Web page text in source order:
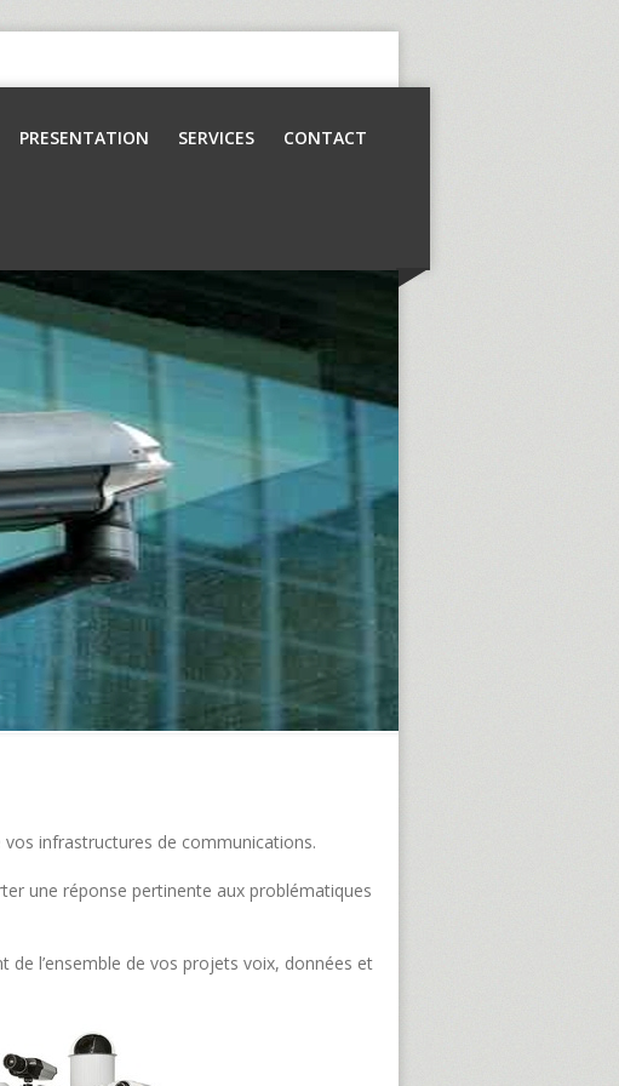
PRESENTATION SERVICES CONTACT
infrastructures de communications.
une réponse pertinente aux problématiques
de l’ensemble de vos projets voix, données et